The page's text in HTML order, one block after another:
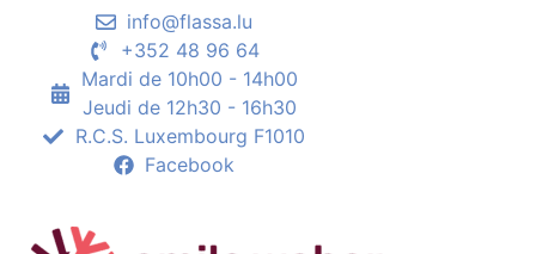
info@flassa.lu
+352 48 96 64
Mardi de 10h00 - 14h00
Jeudi de 12h30 - 16h30
R.C.S. Luxembourg F1010
Facebook